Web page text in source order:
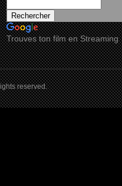
Trouves ton film en Streaming
reserved.